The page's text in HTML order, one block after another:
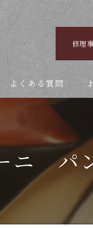
修理
よくある質問
パ